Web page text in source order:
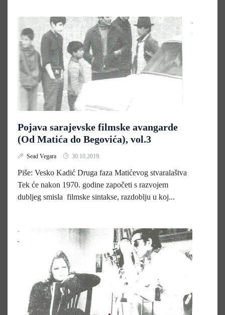
Pojava sarajevske filmske avangarde
(Od Matića do Begovića), vol.3
Sead Vegara 30.10.2019.
Piše: Vesko Kadić Druga faza Matićevog stvaralaštva
Tek će nakon 1970. godine započeti s razvojem
dubljeg smisla filmske sintakse, razdoblju u koj...